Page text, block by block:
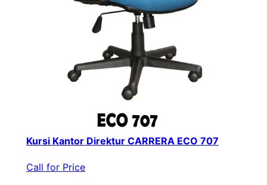
Kursi Kantor Direktur CARRERA ECO 707
Call for Price